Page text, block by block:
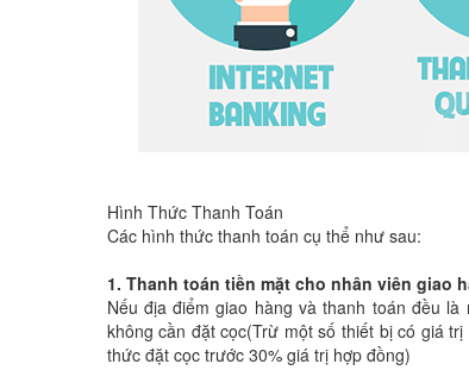
Hình Thức Thanh Toán
Các hình thức thanh toán cụ thể như sau:
1. Thanh toán tiền mặt cho nhân viên giao
Nếu địa điểm giao hàng và thanh toán đều
không cần đặt cọc(Trừ một số thiết bị có giá
thức đặt cọc trước 30% giá trị hợp đồng)